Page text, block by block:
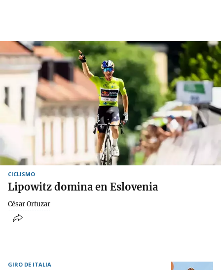
CICLISMO
Lipowitz domina en Eslovenia
César Ortuzar
GIRO DE ITALIA